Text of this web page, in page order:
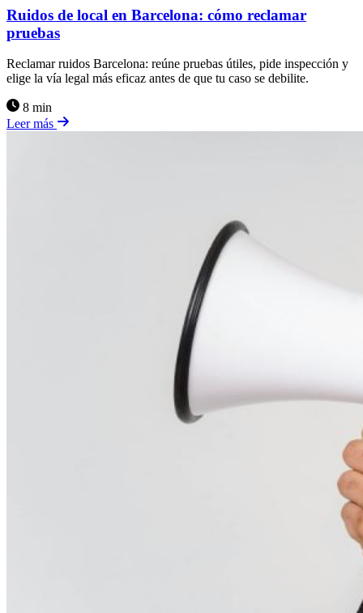
Ruidos de local en Barcelona: cómo reclamar
pruebas
Reclamar ruidos Barcelona: reúne pruebas útiles, pide inspección y
elige la vía legal más eficaz antes de que tu caso se debilite.
8 min
Leer más